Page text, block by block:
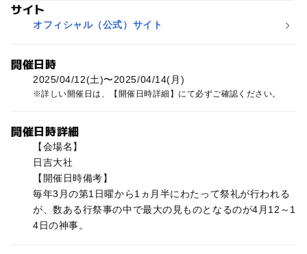
サイト
オフィシャル（公式）サイト
開催日時
2025/04/12(土)〜2025/04/14(月)
詳しい開催日は、【開催日時詳細】にて必ずご確認ください。
開催日時詳細
【会場名】
日吉大社
【開催日時備考】
毎年3月の第1日曜から1ヵ月半にわたって祭礼が行われる
が、数ある行祭事の中で最大の見ものとなるのが4月12～1
4日の神事。